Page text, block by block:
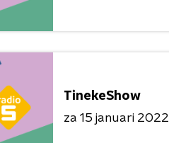
TinekeShow
za 15 januari 2022